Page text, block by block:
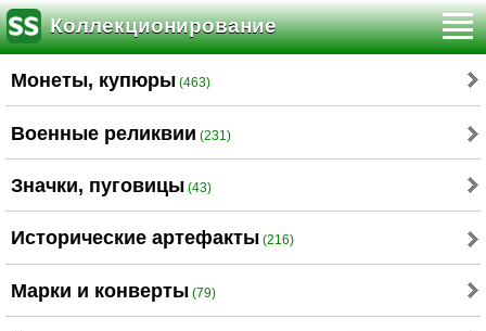
Коллекционирование
Монеты, купюры (463)
Военные реликвии (231)
Значки, пуговицы (43)
Исторические артефакты (216)
Марки и конверты (79)